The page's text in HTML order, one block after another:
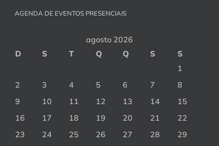
AGENDA DE EVENTOS PRESENCIAIS
agosto 2026
D
S T Q Q S
S
1
2
3 4 5 6 7
8
9
10 11 12 13 14
15
16
17 18 19 20 21
22
23
24 25 26 27 28 29